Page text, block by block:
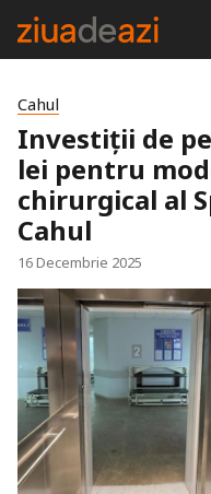
Cahul
Investiții de
lei pentru
chirurgical al
Cahul
16 Decembrie 2025